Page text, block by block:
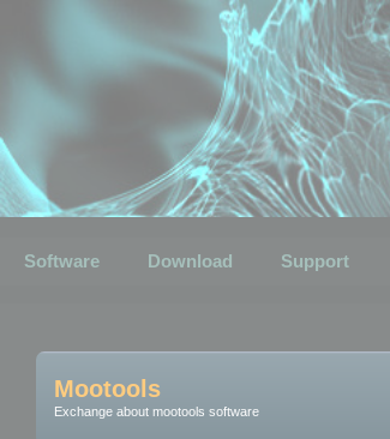
Software Download Support
Mootools
Exchange about mootools software